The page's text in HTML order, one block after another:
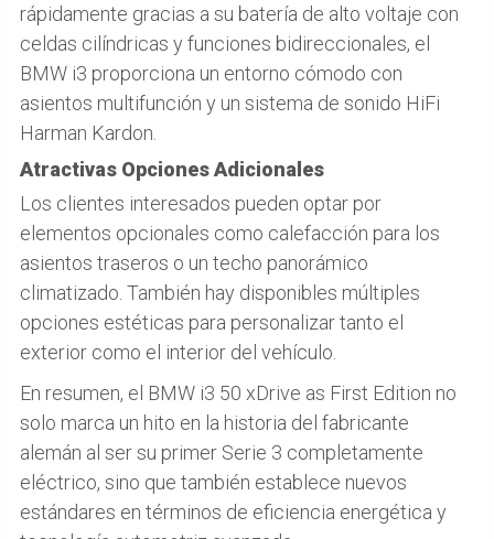
rápidamente gracias a su batería de alto voltaje con
celdas cilíndricas y funciones bidireccionales, el
BMW i3 proporciona un entorno cómodo con
asientos multifunción y un sistema de sonido HiFi
Harman Kardon.
Atractivas Opciones Adicionales
Los clientes interesados pueden optar por
elementos opcionales como calefacción para los
asientos traseros o un techo panorámico
climatizado. También hay disponibles múltiples
opciones estéticas para personalizar tanto el
exterior como el interior del vehículo.
En resumen, el BMW i3 50 xDrive as First Edition no
solo marca un hito en la historia del fabricante
alemán al ser su primer Serie 3 completamente
eléctrico, sino que también establece nuevos
estándares en términos de eficiencia energética y